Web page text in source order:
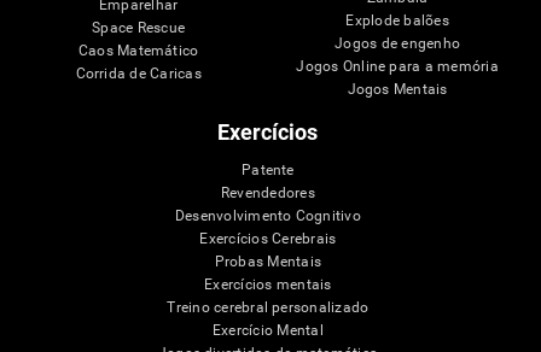
Emparelhar
Space Rescue
Caos Matemático
Corrida de Caricas
Explode balões
Jogos de engenho
Jogos Online para a memória
Jogos Mentais
Exercícios
Patente
Revendedores
Desenvolvimento Cognitivo
Exercícios Cerebrais
Probas Mentais
Exercícios mentais
Treino cerebral personalizado
Exercício Mental